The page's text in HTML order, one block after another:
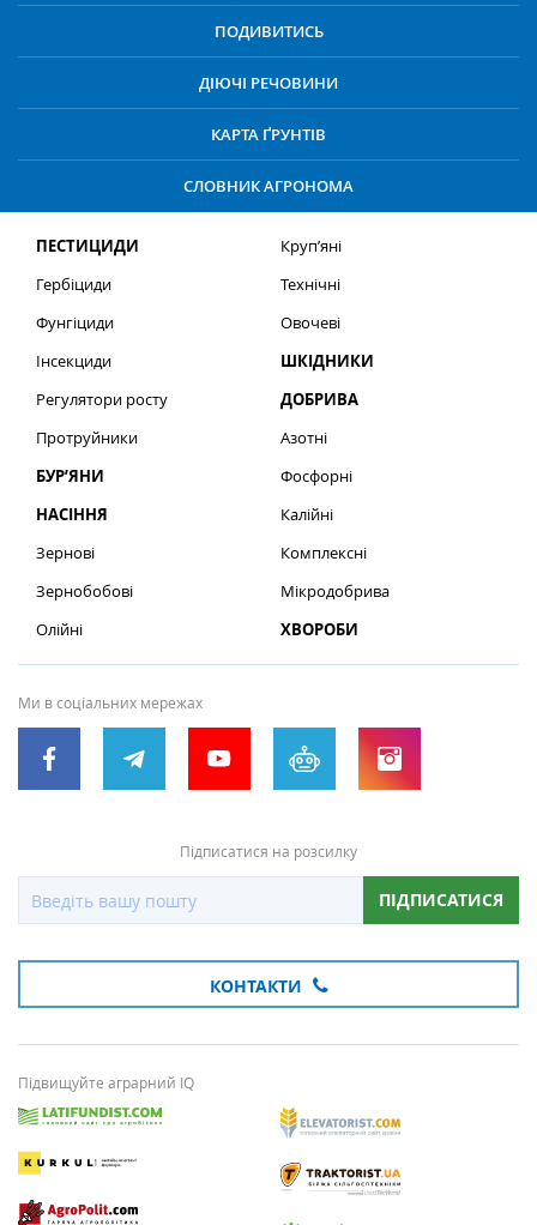
ПОДИВИТИСЬ
ДІЮЧІ РЕЧОВИНИ
КАРТА ҐРУНТІВ
СЛОВНИК АГРОНОМА
ПЕСТИЦИДИ
Гербіциди
Фунгіциди
Інсекциди
Регулятори росту
Протруйники
БУР’ЯНИ
НАСІННЯ
Зернові
Зернобобові
Олійні
Круп’яні
Технічні
Овочеві
ШКІДНИКИ
ДОБРИВА
Азотні
Фосфорні
Калійні
Комплексні
Мікродобрива
ХВОРОБИ
Ми в соціальних мережах
Підписатися на розсилку
ПІДПИСАТИСЯ
КОНТАКТИ
Підвищуйте аграрний IQ